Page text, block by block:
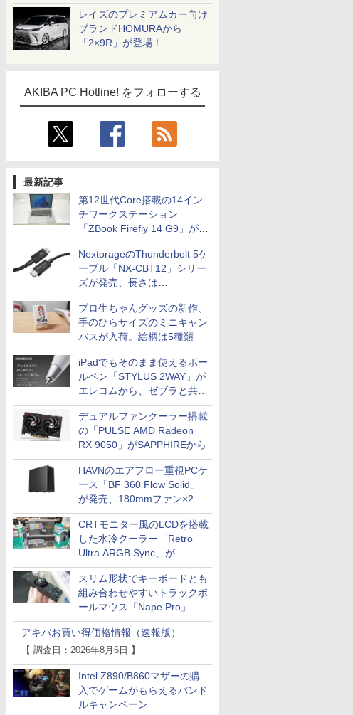
一気に聴く
レイズのプレミアムカー向け
ブランドHOMURAから
「2×9R」が登場！
AKIBA PC Hotline! をフォローする
最新記事
第12世代Core搭載の14イン
チワークステーション
「ZBook Firefly 14 G9」が
79,800円！秋葉原で中古PC
セール
NextorageのThunderbolt 5ケ
ーブル「NX-CBT12」シリー
ズが発売、長さは
30cm/50cm/1mの3種類
プロ生ちゃんグッズの新作、
手のひらサイズのミニキャン
バスが入荷。絵柄は5種類
iPadでもそのまま使えるボー
ルペン「STYLUS 2WAY」が
エレコムから、ゼブラと共同
開発
デュアルファンクーラー搭載
の「PULSE AMD Radeon
RX 9050」がSAPPHIREから
HAVNのエアフロー重視PCケ
ース「BF 360 Flow Solid」
が発売、180mmファン×2搭
載
CRTモニター風のLCDを搭載
した水冷クーラー「Retro
Ultra ARGB Sync」が
Thermaltakeから
スリム形状でキーボードとも
組み合わせやすいトラックボ
ールマウス「Nape Pro」が
Keychronから
アキバお買い得価格情報（速報版）
【 調査日：2026年8月6日 】
Intel Z890/B860マザーの購
入でゲームがもらえるバンド
ルキャンペーン